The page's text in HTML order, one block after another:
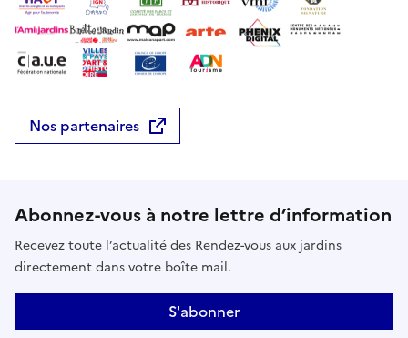
Nos partenaires
Abonnez-vous à notre lettre d’information
Recevez toute l’actualité des Rendez-vous aux jardins
directement dans votre boîte mail.
S'abonner